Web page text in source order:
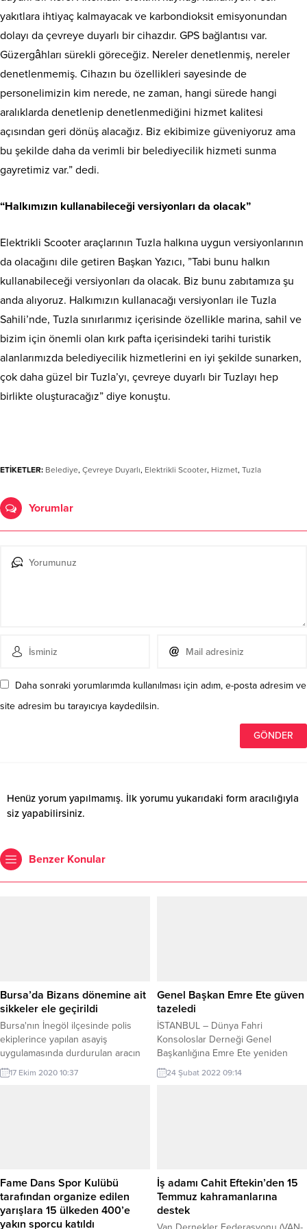
yakıtlara ihtiyaç kalmayacak ve karbondioksit emisyonundan
dolayı da çevreye duyarlı bir cihazdır. GPS bağlantısı var.
Güzergâhları sürekli göreceğiz. Nereler denetlenmiş, nereler
denetlenmemiş. Cihazın bu özellikleri sayesinde de
personelimizin kim nerede, ne zaman, hangi sürede hangi
aralıklarda denetlenip denetlenmediğini hizmet kalitesi
açısından geri dönüş alacağız. Biz ekibimize güveniyoruz ama
bu şekilde daha da verimli bir belediyecilik hizmeti sunma
gayretimiz var.” dedi.
“Halkımızın kullanabileceği versiyonları da olacak”
Elektrikli Scooter araçlarının Tuzla halkına uygun versiyonlarının
da olacağını dile getiren Başkan Yazıcı, ”Tabi bunu halkın
kullanabileceği versiyonları da olacak. Biz bunu zabıtamıza şu
anda alıyoruz. Halkımızın kullanacağı versiyonları ile Tuzla
Sahili’nde, Tuzla sınırlarımız içerisinde özellikle marina, sahil ve
bizim için önemli olan kırk pafta içerisindeki tarihi turistik
alanlarımızda belediyecilik hizmetlerini en iyi şekilde sunarken,
çok daha güzel bir Tuzla’yı, çevreye duyarlı bir Tuzlayı hep
birlikte oluşturacağız” diye konuştu.
ETİKETLER: Belediye, Çevreye Duyarlı, Elektrikli Scooter, Hizmet, Tuzla
Yorumlar
Daha sonraki yorumlarımda kullanılması için adım, e-posta adresim ve
site adresim bu tarayıcıya kaydedilsin.
Henüz yorum yapılmamış. İlk yorumu yukarıdaki form aracılığıyla
siz yapabilirsiniz.
Benzer Konular
Bursa’da Bizans dönemine ait
sikkeler ele geçirildi
Bursa'nın İnegöl ilçesinde polis
ekiplerince yapılan asayiş
uygulamasında durdurulan aracın
bagajında Bizans dönemine ait 4
adet sikke ve maden arama
17 Ekim 2020 10:37
Genel Başkan Emre Ete güven
tazeledi
İSTANBUL – Dünya Fahri
Konsoloslar Derneği Genel
Başkanlığına Emre Ete yeniden
seçildi. Geçtiğimiz Cumartesi günü
yapılan genel kurul toplantısı
Fahri Konsolosu Emre Ete yeniden
seçildi. Kurul sonrası açıklamalarda
bulunan...
24 Şubat 2022 09:14
Fame Dans Spor Kulübü
tarafından organize edilen
yarışlara 15 ülkeden 400’e
yakın sporcu katıldı
İş adamı Cahit Eftekin’den 15
Temmuz kahramanlarına
destek